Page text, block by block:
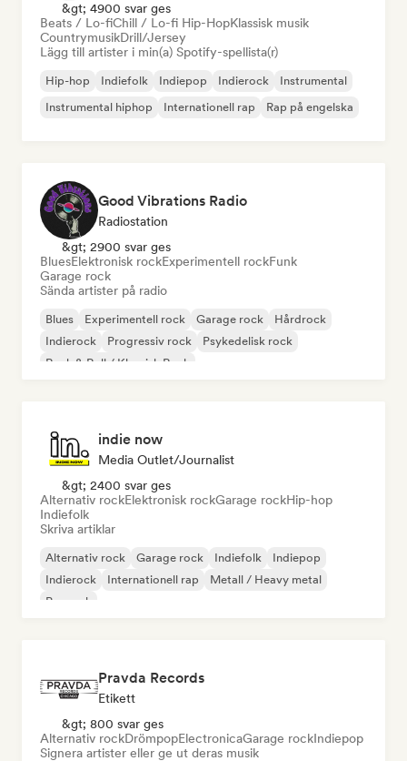
&gt; 4900 svar ges
Beats / Lo-fiChill / Lo-fi Hip-HopKlassisk musik
CountrymusikDrill/Jersey
Lägg till artister i min(a) Spotify-spellista(r)
Hip-hop Indiefolk Indiepop Indierock
Instrumental
Instrumental hiphop
Internationell rap Rap på engelska
Good Vibrations Radio
Radiostation
&gt; 2900 svar ges
BluesElektronisk rockExperimentell rockFunk
Garage rock
Sända artister på radio
Blues Experimentell rock Garage rock
Hårdrock
Indierock
Progressiv rock
Psykedelisk rock
Rock & Roll / Klassisk Rock
indie now
Media Outlet/Journalist
&gt; 2400 svar ges
Alternativ rockElektronisk rockGarage rockHip-hop
Indiefolk
Skriva artiklar
Alternativ rock Garage rock Indiefolk
Indiepop
Indierock
Internationell rap
Metall / Heavy metal
Poprock
Pravda Records
Etikett
&gt; 800 svar ges
Alternativ rockDrömpopElectronicaGarage rockIndiepop
Signera artister eller ge ut deras musik